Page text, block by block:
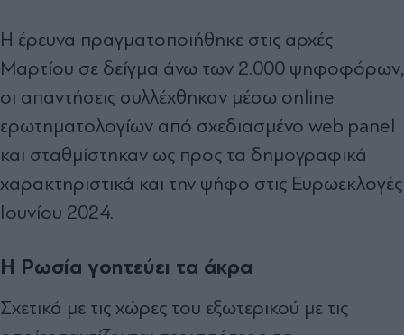
Η έρευνα πραγματοποιήθηκε στις αρχές
Μαρτίου σε δείγμα άνω των 2.000 ψηφοφόρων,
οι απαντήσεις συλλέχθηκαν μέσω online
ερωτηματολογίων από σχεδιασμένο web panel
και σταθμίστηκαν ως προς τα δημογραφικά
χαρακτηριστικά και την ψήφο στις Ευρωεκλογές
Ιουνίου 2024.
Η Ρωσία γοητεύει τα άκρα
Σχετικά με τις χώρες του εξωτερικού με τις